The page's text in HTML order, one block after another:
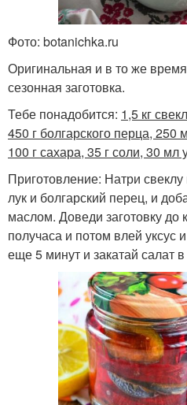
Фото: botanichka.ru
Оригинальная и в то же
сезонная заготовка.
Тебе понадобится: 1,5 кг
450 г болгарского перца, 250
100 г сахара, 35 г соли, 30 мл
Приготовление: Натри
лук и болгарский перец, и
маслом. Доведи заготовку до
получаса и потом влей уксус
еще 5 минут и закатай салат